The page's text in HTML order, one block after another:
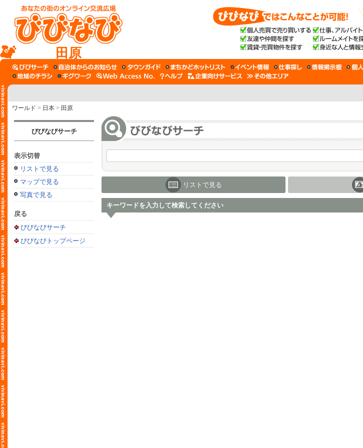
田原
ワールド > 日本 > 田原
びびなびサーチ
表示切替
リストで見る
マップで見る
写真で見る
戻る
びびなびサーチ
びびなびトップページ
リストで見る
キーワードを入力して検索してください